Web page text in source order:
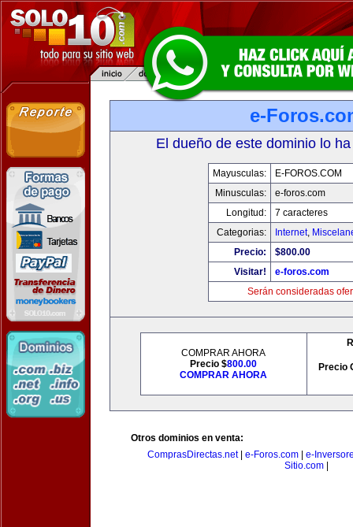
e-
El dueño de este dominio lo
Mayusculas:
E-FOROS.COM
Minusculas:
e-foros.com
Longitud:
7 caracteres
Categorias:
Internet,
Precio:
$800.00
Visitar!
e-foros.com
Serán consideradas
COMPRAR AHORA
Precio $800.00
COMPRAR AHORA
Precio
Otros dominios en venta:
ComprasDirectas.net| e-Foros.com
e-
Sitio.com